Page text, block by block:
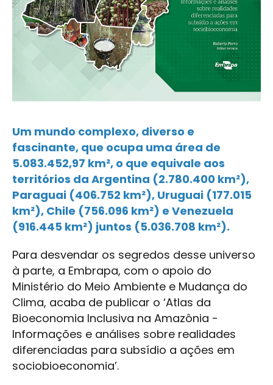
Um mundo complexo, diverso e
fascinante, que ocupa uma área de
5.083.452,97 km², o que equivale aos
territórios da Argentina (2.780.400 km²),
Paraguai (406.752 km²), Uruguai (177.015
km²), Chile (756.096 km²) e Venezuela
(916.445 km²) juntos (5.036.708 km²).
Para desvendar os segredos desse universo
à parte, a Embrapa, com o apoio do
Ministério do Meio Ambiente e Mudança do
Clima, acaba de publicar o ‘Atlas da
Bioeconomia Inclusiva na Amazônia -
Informações e análises sobre realidades
diferenciadas para subsídio a ações em
sociobioeconomia’.